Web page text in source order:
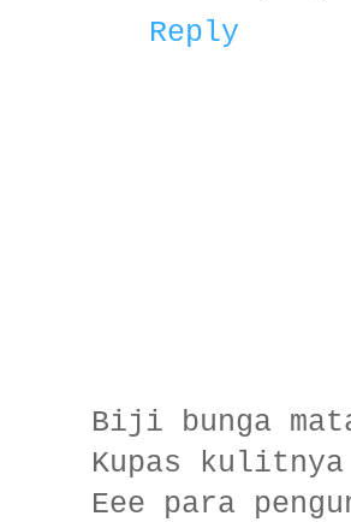
Reply
Biji bunga
Kupas
Eee para